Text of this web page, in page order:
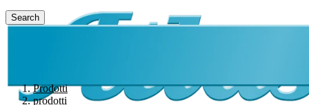
Search
Prodotti
prodotti